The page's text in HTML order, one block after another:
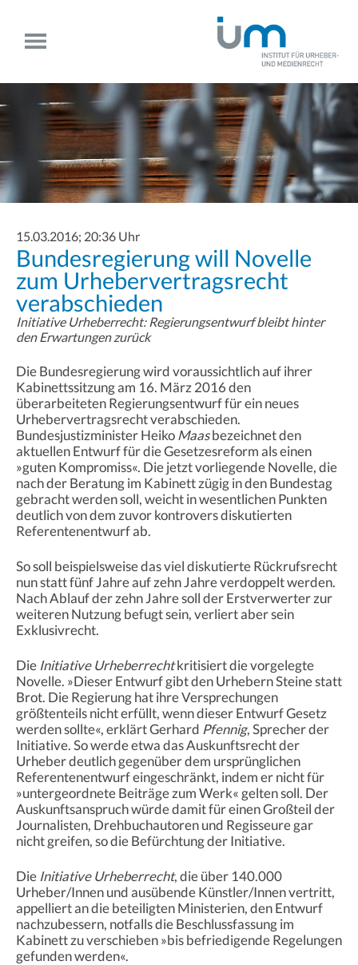
15.03.2016; 20:36 Uhr
Bundesregierung will Novelle
zum Urhebervertragsrecht
verabschieden
Initiative Urheberrecht: Regierungsentwurf bleibt hinter
den Erwartungen zurück
Die Bundesregierung wird voraussichtlich auf ihrer
Kabinettssitzung am 16. März 2016 den
überarbeiteten Regierungsentwurf für ein neues
Urhebervertragsrecht verabschieden.
Bundesjustizminister HeikoMaasbezeichnet den
aktuellen Entwurf für die Gesetzesreform als einen
»guten Kompromiss«. Die jetzt vorliegende Novelle, die
nach der Beratung im Kabinett zügig in den Bundestag
gebracht werden soll, weicht in wesentlichen Punkten
deutlich von dem zuvor kontrovers diskutierten
Referentenentwurf ab.
So soll beispielsweise das viel diskutierte Rückrufsrecht
nun statt fünf Jahre auf zehn Jahre verdoppelt werden.
Nach Ablauf der zehn Jahre soll der Erstverwerter zur
weiteren Nutzung befugt sein, verliert aber sein
Exklusivrecht.
Die Initiative Urheberrechtkritisiert die vorgelegte
Novelle. »Dieser Entwurf gibt den Urhebern Steine statt
Brot. Die Regierung hat ihre Versprechungen
größtenteils nicht erfüllt, wenn dieser Entwurf Gesetz
werden sollte«, erklärt Gerhard Pfennig, Sprecher der
Initiative. So werde etwa das Auskunftsrecht der
Urheber deutlich gegenüber dem ursprünglichen
Referentenentwurf eingeschränkt, indem er nicht für
»untergeordnete Beiträge zum Werk« gelten soll. Der
Auskunftsanspruch würde damit für einen Großteil der
Journalisten, Drehbuchautoren und Regisseure gar
nicht greifen, so die Befürchtung der Initiative.
Die Initiative Urheberrecht, die über 140.000
Urheber/Innen und ausübende Künstler/Innen vertritt,
appelliert an die beteiligten Ministerien, den Entwurf
nachzubessern, notfalls die Beschlussfassung im
Kabinett zu verschieben »bis befriedigende Regelungen
gefunden werden«.